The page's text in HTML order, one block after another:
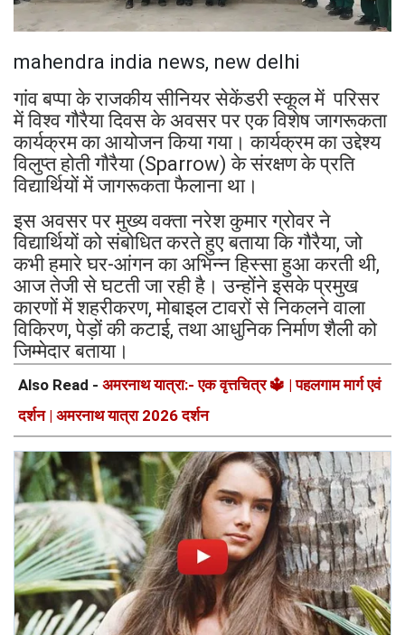
mahendra india news, new delhi
गांव बप्पा के राजकीय सीनियर सेकेंडरी स्कूल में परिसर
में विश्व गौरैया दिवस के अवसर पर एक विशेष जागरूकता
कार्यक्रम का आयोजन किया गया। कार्यक्रम का उद्देश्य
विलुप्त होती गौरैया (Sparrow) के संरक्षण के प्रति
विद्यार्थियों में जागरूकता फैलाना था।
इस अवसर पर मुख्य वक्ता नरेश कुमार ग्रोवर ने
विद्यार्थियों को संबोधित करते हुए बताया कि गौरैया, जो
कभी हमारे घर-आंगन का अभिन्न हिस्सा हुआ करती थी,
आज तेजी से घटती जा रही है। उन्होंने इसके प्रमुख
कारणों में शहरीकरण, मोबाइल टावरों से निकलने वाला
विकिरण, पेड़ों की कटाई, तथा आधुनिक निर्माण शैली को
जिम्मेदार बताया।
Also Read - अमरनाथ यात्रा:- एक वृत्तचित्र 🔱 | पहलगाम मार्ग एवं
दर्शन | अमरनाथ यात्रा 2026 दर्शन